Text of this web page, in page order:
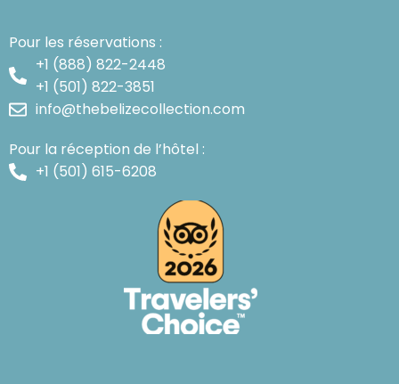
Pour les réservations :
+1 (888) 822-2448
+1 (501) 822-3851
info@thebelizecollection.com
Pour la réception de l’hôtel :
+1 (501) 615-6208